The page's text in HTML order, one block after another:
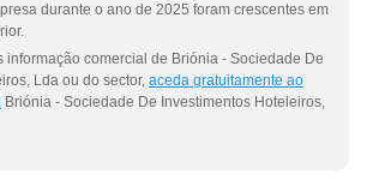
durante o ano de 2025 foram crescentes em
informação comercial de Briónia - Sociedade De
Lda ou do sector, aceda gratuitamente ao
Briónia - Sociedade De Investimentos Hoteleiros,